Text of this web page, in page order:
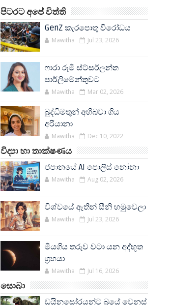
පිටරට අපේ විත්ති
GenZ කැරපොතු විරෝධය
Mawitha Jul 23, 2026
ෆාරා රූමි ස්ට්සර්ලන්ත
පාර්ලිමේන්තුවට
Mawitha Mar 02, 2026
බුද්ධිමතුන් අභිබවා ගිය
අරියානා
Mawitha Dec 10, 2022
විද්‍යා හා තාක්ෂණය
ජපානයේ AI පොලිස් නෝනා
Mawitha Aug 02, 2026
විශ්වයේ ඈතින් සීනි හමුවෙලා
Mawitha Jul 23, 2026
මියගිය තරුව වටා යන අද්භූත
ග්‍රහයා
Mawitha Jul 16, 2026
සොබා
ඩයිනසෝරයන්ට බයේ වෙනස්